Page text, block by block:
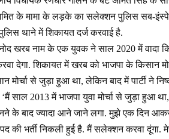
के मामा के लड़के का सलेक्शन पुलिस सब-
थाने में शिकायत दर्ज करवाई है.
खरब नाम के एक युवक ने साल 2020 में
देगा. शिकायत में खरब को भाजपा के किसान
से जुड़ा हुआ था, लेकिन बाद में पार्टी ने
साल 2013 में भाजपा युवा मोर्चा से जुड़ा हुआ
के बाद ज्यादा आने जाने लगा. मुझे एक दिन
की भर्ती निकली हुई है. मैं सलेक्शन करवा